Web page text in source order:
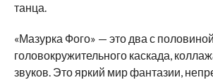
танца.
«Мазурка Фого» — это два с
головокружительного каскада,
звуков. Это яркий мир фантазии,